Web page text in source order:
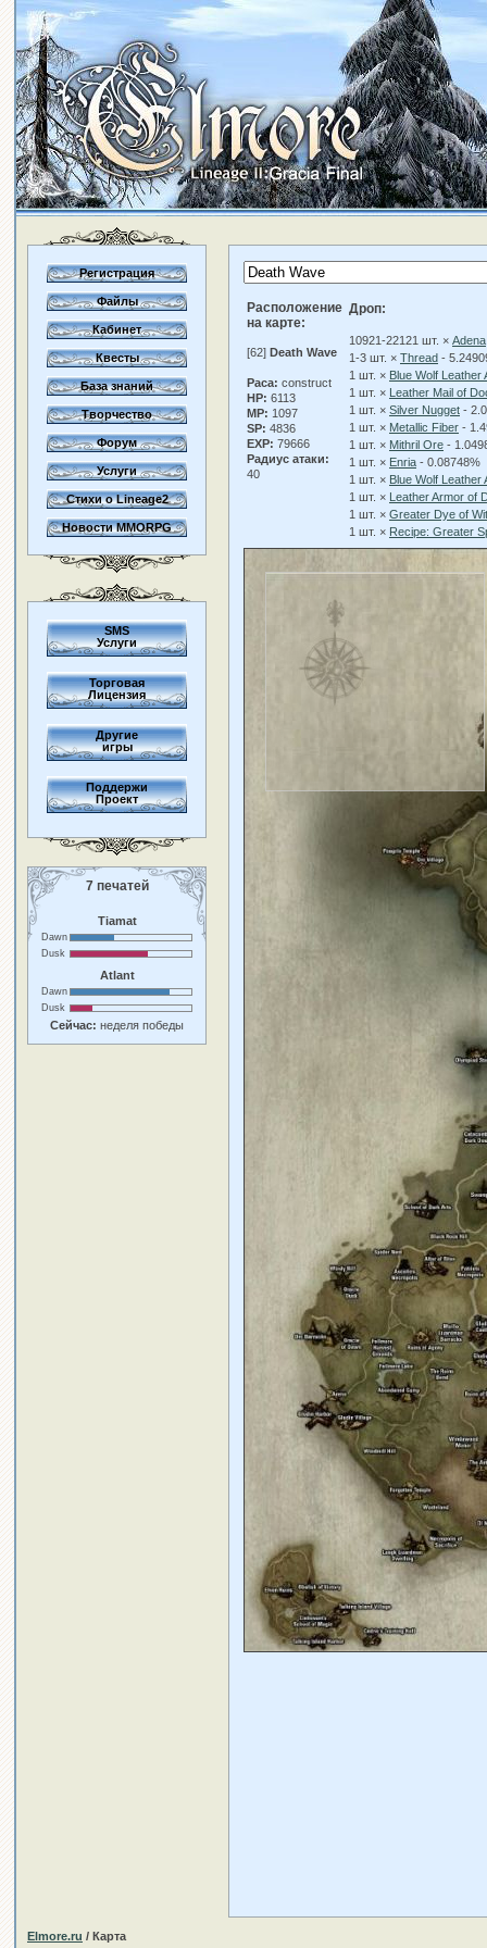
Регистрация
Файлы
Кабинет
Квесты
База знаний
Творчество
Форум
Услуги
Стихи о Lineage2
Новости MMORPG
SMS
Услуги
Торговая
Лицензия
Другие
игры
Поддержи
Проект
7 печатей
Tiamat
Dawn
Dusk
Atlant
Dawn
Dusk
Сейчас: неделя победы
Расположение
на карте:
[62] Death Wave
Раса: construct
HP: 6113
MP: 1097
SP: 4836
EXP: 79666
Радиус атаки:
40
Дроп:
10921-22121 шт. × Adena
1-3 шт. × Thread -
1 шт. × Blue Wolf Leather
1 шт. × Leather Mail of
1 шт. × Silver Nugget -
1 шт. × Metallic Fiber -
1 шт. × Mithril Ore -
1 шт. × Enria - 0.08748%
1 шт. × Blue Wolf Leather
1 шт. × Leather Armor of
1 шт. × Greater Dye of
1 шт. × Recipe: Greater
Elmore.ru / Карта